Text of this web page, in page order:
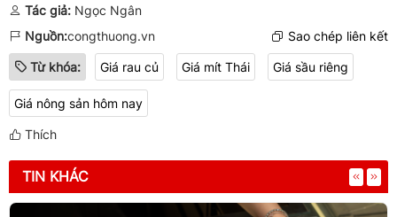
Tác giả: Ngọc Ngân
Nguồn:congthuong.vn Sao chép liên kết
Từ khóa: Giá rau củ Giá mít Thái Giá sầu riêng
Giá nông sản hôm nay
Thích
TIN KHÁC